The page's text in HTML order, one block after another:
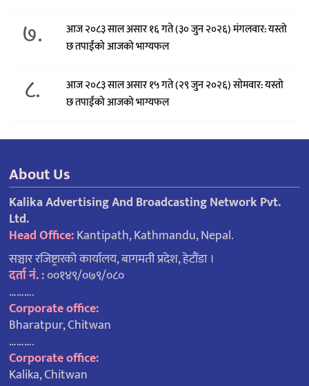
७.
आज २०८३ साल असार १६ गते (३० जुन २०२६) मंगलवार: यस्तो
छ तपाईंको आजको भाग्यफल
८.
आज २०८३ साल असार १५ गते (२९ जुन २०२६) साेमवार: यस्तो
छ तपाईंको आजको भाग्यफल
About Us
Kalika Advertising And Broadcasting Network Pvt.
Ltd.
Head Office:Kantipath, Kathmandu, Nepal.
सञ्चार रजिष्ट्रारको कार्यालय, बागमती प्रदेश, हेटौंडा ।
दर्ता नं. :००१४९/०७९/०८०
……….
Corporate office:
Bharatpur, Chitwan
……….
Corporate office:
Kalika, Chitwan